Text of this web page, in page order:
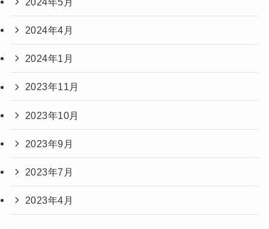
2024年4月
2024年1月
2023年11月
2023年10月
2023年9月
2023年7月
2023年4月